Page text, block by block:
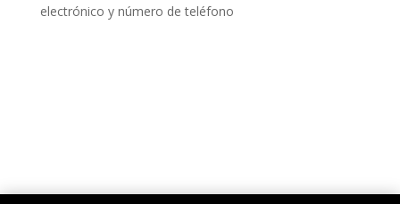
electrónico y número de teléfono